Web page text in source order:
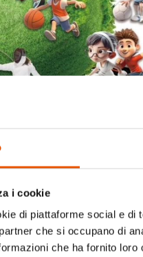
i cookie
di piattaforme social e
che si occupano di
che ha fornito